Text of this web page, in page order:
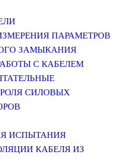
ПАРАМЕТРОВ
ЗАМЫКАНИЯ
С КАБЕЛЕМ
СИЛОВЫХ
ИСПЫТАНИЯ
КАБЕЛЯ ИЗ